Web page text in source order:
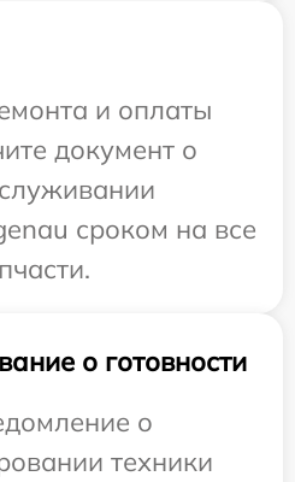
и оплаты
документ о
сроком на все
о готовности
о
техники